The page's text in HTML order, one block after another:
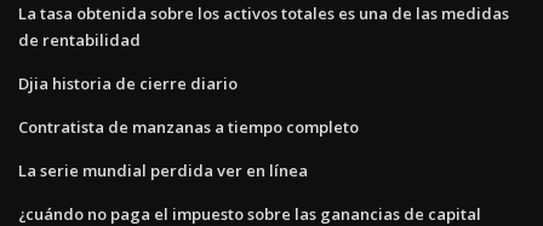
La tasa obtenida sobre los activos totales es una de las medidas
de rentabilidad
Djia historia de cierre diario
Contratista de manzanas a tiempo completo
La serie mundial perdida ver en línea
¿cuándo no paga el impuesto sobre las ganancias de capital